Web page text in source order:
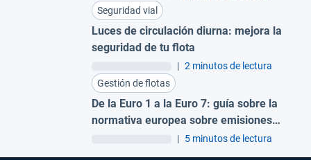
Seguridad vial
Luces de circulación diurna: mejora la
seguridad de tu flota
| 2 minutos de lectura
Gestión de flotas
De la Euro 1 a la Euro 7: guía sobre la
normativa europea sobre emisiones
| 5 minutos de lectura